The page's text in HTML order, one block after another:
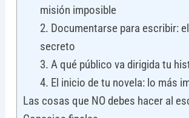
misión imposible
2. Documentarse para escribir:
secreto
3. A qué público va dirigida tu
4. El inicio de tu novela: lo más
Las cosas que NO debes hacer al